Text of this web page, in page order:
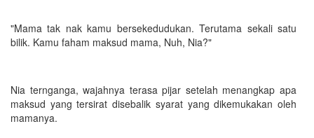
"Mama tak nak kamu bersekedudukan. Terutama sekali satu
bilik. Kamu faham maksud mama, Nuh, Nia?"
Nia ternganga, wajahnya terasa pijar setelah menangkap apa
maksud yang tersirat disebalik syarat yang dikemukakan oleh
mamanya.